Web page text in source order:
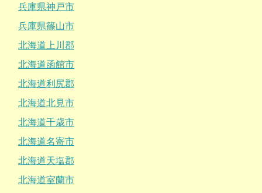
兵庫県神戸市
兵庫県篠山市
北海道上川郡
北海道函館市
北海道利尻郡
北海道北見市
北海道千歳市
北海道名寄市
北海道天塩郡
北海道室蘭市